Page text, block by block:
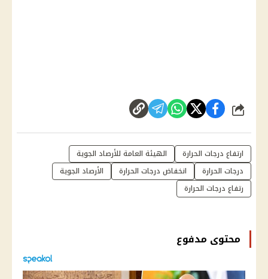
شارك
ارتفاع درجات الحرارة
الهيئة العامة للأرصاد الجوية
درجات الحرارة
انخفاض درجات الحرارة
الأرصاد الجوية
رتفاع درجات الحرارة
محتوى مدفوع